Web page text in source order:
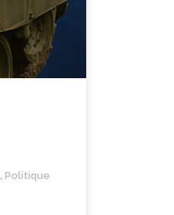
Politique